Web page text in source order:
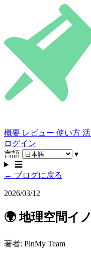
概要 レビュー 使い方
ログイン
言語
▾
☰
← ブログに戻る
2026/03/12
🌍 地理空間イ
著者: PinMy Team